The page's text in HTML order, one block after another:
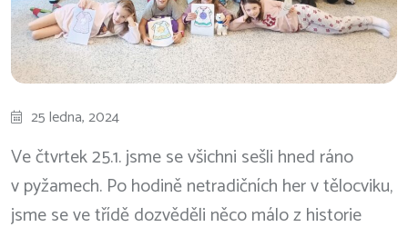
25 ledna, 2024
Ve čtvrtek 25.1. jsme se všichni sešli hned ráno
v pyžamech. Po hodině netradičních her v tělocviku,
jsme se ve třídě dozvěděli něco málo z historie